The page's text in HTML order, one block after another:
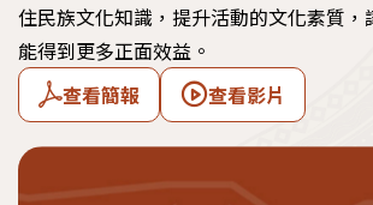
住民族文化知識，提升活動的文化素質，
能得到更多正面效益。
查看簡報
查看影片